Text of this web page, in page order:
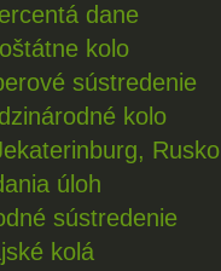
dane
kolo
sústredenie
kolo
Rusko
úloh
sústredenie
kolá